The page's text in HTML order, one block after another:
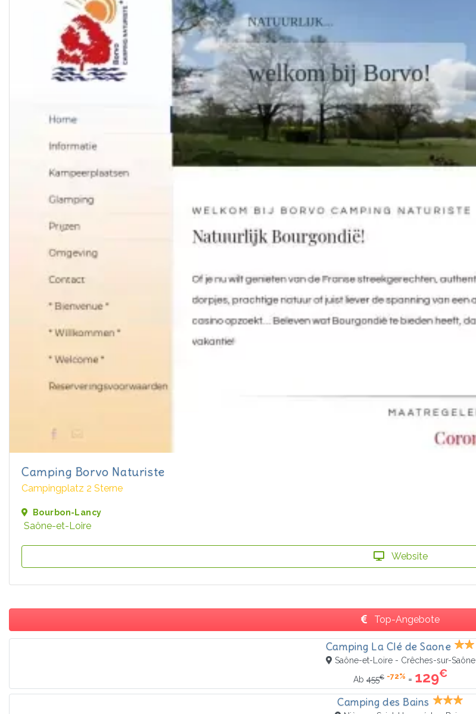
Camping Borvo Naturiste
Campingplatz 2 Sterne
Bourbon-Lancy
Saône-et-Loire
Website
Top-Angebote
Camping La Clé de Saone
Saône-et-Loire - Crêches-sur-Saône
Ab 455€ -72% = 129€
Camping des Bains